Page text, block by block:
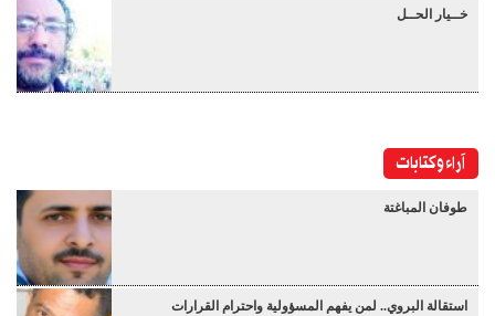
خــيار الحــل
آراء وكتابات
طوفان المباغتة
استقالة البروي.. لمن يفهم المسؤولية واحترام القرارات